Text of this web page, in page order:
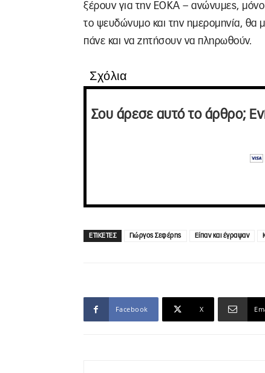
ξέρουν για την ΕΟΚΑ – ανώνυμες,
το ψευδώνυμο και την ημερομηνία, θα
πάνε και να ζητήσουν να πληρωθούν.
Σχόλια
Σου άρεσε αυτό το άρθρο;
ΕΤΙΚΕΤΕΣ Γιώργος Σεφέρης Είπαν και έγραψαν
Facebook X